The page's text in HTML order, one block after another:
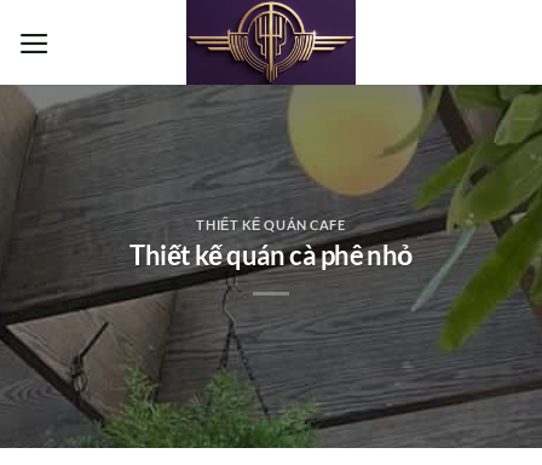
qua
dung
THIẾT KẾ QUÁN CAFE
Thiết kế quán cà phê nhỏ